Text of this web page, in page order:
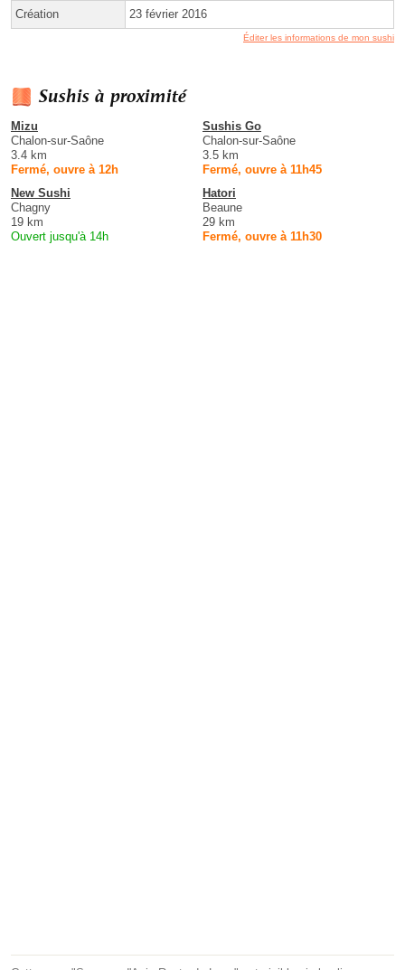
Création 23 février 2016
Éditer les informations de mon sushi
Sushis à proximité
Mizu
Chalon-sur-Saône
3.4 km
Fermé, ouvre à 12h
Sushis Go
Chalon-sur-Saône
3.5 km
Fermé, ouvre à 11h45
New Sushi
Chagny
19 km
Ouvert jusqu'à 14h
Hatori
Beaune
29 km
Fermé, ouvre à 11h30